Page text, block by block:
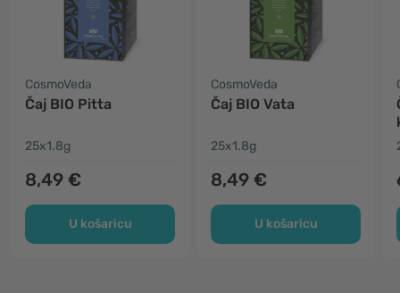
CosmoVeda
Čaj BIO Pitta
25x1.8g
8,49 €
U košaricu
CosmoVeda
Čaj BIO Vata
25x1.8g
8,49 €
U košaricu